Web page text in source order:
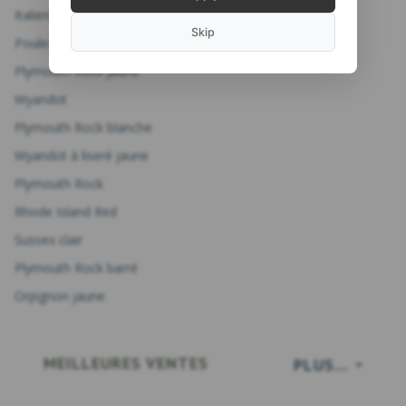
Italienne brune
Poules de jungle
Plymouth Rock jaune
Wyandot
Plymouth Rock blanche
Wyandot à liseré jaune
Plymouth Rock
Rhode Island Red
Sussex clair
Plymouth Rock barré
Orpignon jaune
PLUS...
MEILLEURES VENTES
Skip